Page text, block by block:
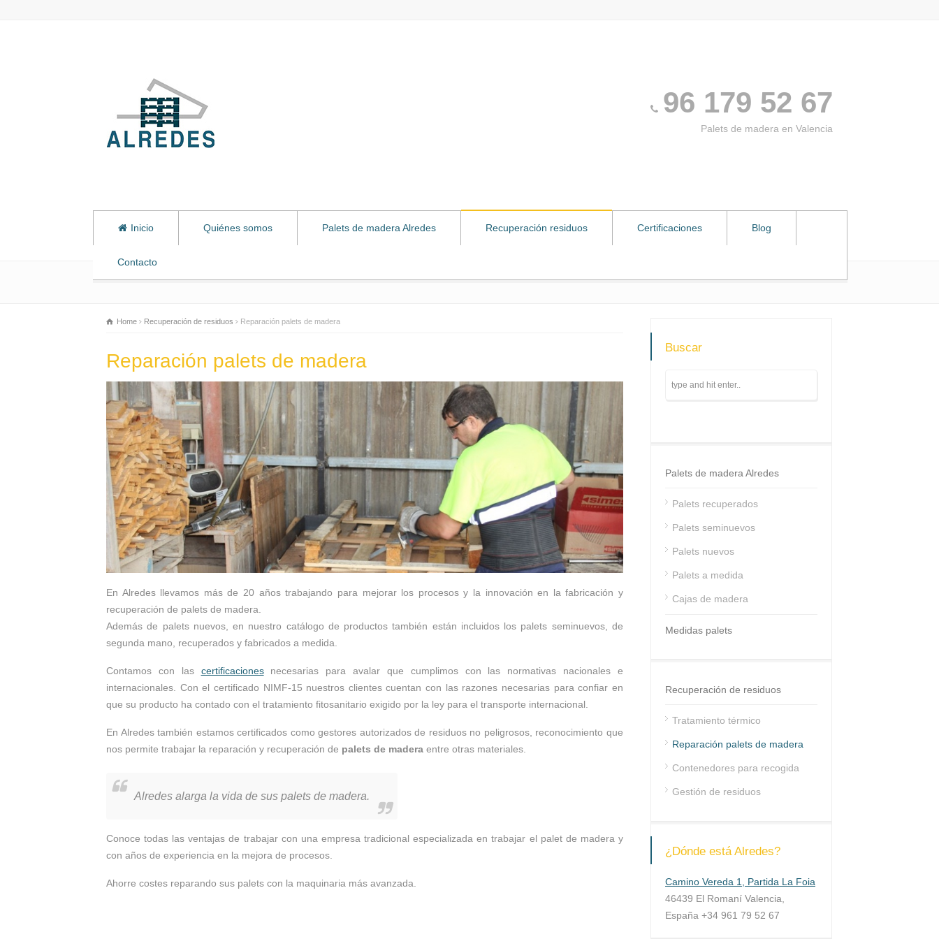
96 179 52 67
Palets de madera en Valencia
Inicio Quiénes somos Palets de madera Alredes Recuperación residuos Certificaciones Blog
Contacto
Home Recuperación de residuos Reparación palets de madera
Reparación palets de madera
En Alredes llevamos más de 20 años trabajando para mejorar los procesos y la innovación en la fabricación y
recuperación de palets de madera.
Además de palets nuevos, en nuestro catálogo de productos también están incluidos los palets seminuevos, de
segunda mano, recuperados y fabricados a medida.
Contamos con las certificacionesnecesarias para avalar que cumplimos con las normativas nacionales e
internacionales. Con el certificado NIMF-15 nuestros clientes cuentan con las razones necesarias para confiar en
que su producto ha contado con el tratamiento fitosanitario exigido por la ley para el transporte internacional.
En Alredes también estamos certificados como gestores autorizados de residuos no peligrosos, reconocimiento que
nos permite trabajar la reparación y recuperación de palets de madera entre otras materiales.
Alredes alarga la vida de sus palets de madera.
Conoce todas las ventajas de trabajar con una empresa tradicional especializada en trabajar el palet de madera y
con años de experiencia en la mejora de procesos.
Ahorre costes reparando sus palets con la maquinaria más avanzada.
Buscar
Palets de madera Alredes
Palets recuperados
Palets seminuevos
Palets nuevos
Palets a medida
Cajas de madera
Medidas palets
Recuperación de residuos
Tratamiento térmico
Reparación palets de madera
Contenedores para recogida
Gestión de residuos
¿Dónde está Alredes?
Camino Vereda 1, Partida La Foia
46439 El Romaní Valencia,
España +34 961 79 52 67